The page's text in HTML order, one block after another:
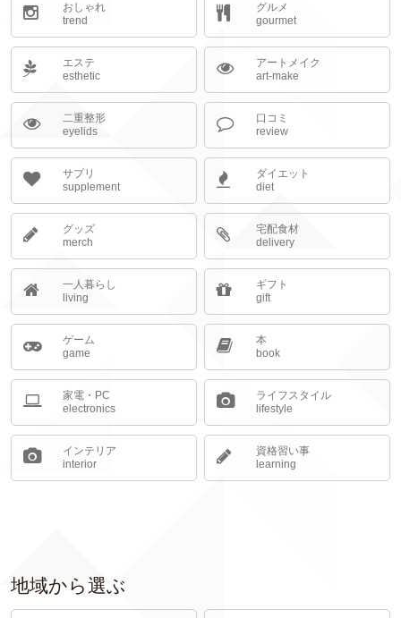
おしゃれ
trend
グルメ
gourmet
エステ
esthetic
アートメイク
art-make
二重整形
eyelids
口コミ
review
サプリ
supplement
ダイエット
diet
グッズ
merch
宅配食材
delivery
一人暮らし
living
ギフト
gift
ゲーム
game
本
book
家電・PC
electronics
ライフスタイル
lifestyle
インテリア
interior
資格習い事
learning
地域から選ぶ